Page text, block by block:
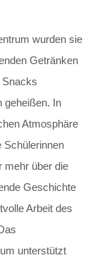
wurden sie
Getränken
Snacks
geheißen. In
Atmosphäre
Schülerinnen
mehr über die
Geschichte
Arbeit des
unterstützt